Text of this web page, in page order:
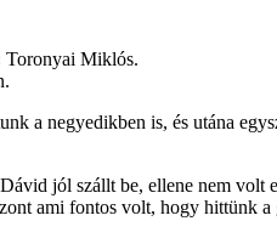
Toronyai Miklós.
a negyedikben is, és utána
jól szállt be, ellene nem volt
ami fontos volt, hogy hittünk a